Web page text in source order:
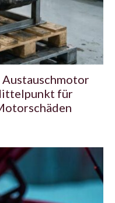
Austauschmotor
für